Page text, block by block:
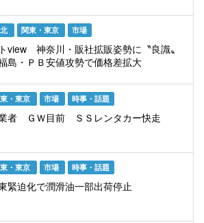
関東・東京 市場
view 神奈川・販社拡販姿勢に〝良識〟
島・ＰＢ安値攻勢で価格差拡大
・東京 市場 時事・話題
者 ＧＷ目前 ＳＳレンタカー快走
・東京 市場 時事・話題
迫化で潤滑油一部出荷停止